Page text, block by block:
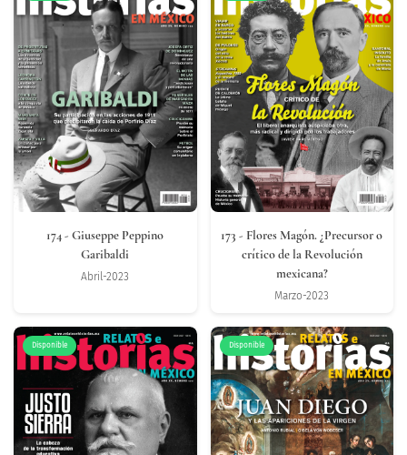
174- Giuseppe Peppino
Garibaldi
Abril-2023
173 - Flores Magón. ¿Precursor o
crítico de la Revolución
mexicana?
Marzo-2023
Disponible Disponible